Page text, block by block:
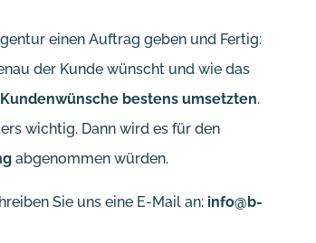
einen Auftrag geben und Fertig:
der Kunde wünscht und wie das
Kundenwünsche bestens umsetzten.
wichtig. Dann wird es für den
abgenommen würden.
Sie uns eine E-Mail an: info@b-